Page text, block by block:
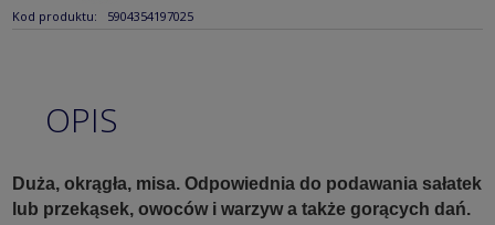
Kod produktu: 5904354197025
OPIS
Duża, okrągła, misa. Odpowiednia do podawania sałatek
lub przekąsek, owoców i warzyw a także gorących dań.